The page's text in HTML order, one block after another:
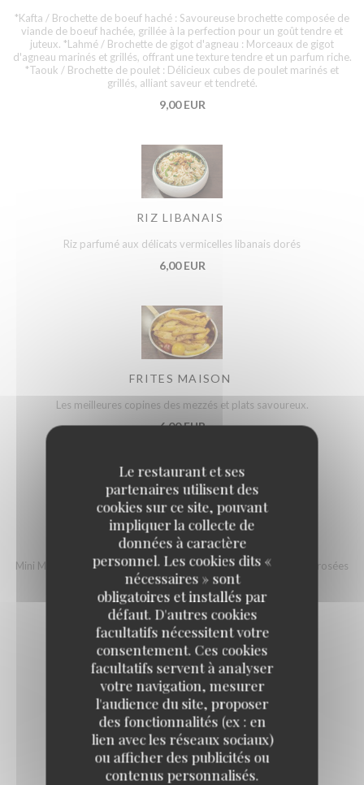
Le restaurant et ses
partenaires utilisent des
cookies sur ce site, pouvant
impliquer la collecte de
données à caractère
personnel. Les cookies dits «
nécessaires » sont
obligatoires et installés par
défaut. D'autres cookies
facultatifs nécessitent votre
consentement. Ces cookies
facultatifs servent à analyser
votre navigation, mesurer
l'audience du site, proposer
des fonctionnalités (ex : en
lien avec les réseaux sociaux)
ou afficher des publicités ou
contenus personnalisés.
*Kafta / Brochette de boeuf haché : Savoureuse brochette composée de
viande de boeuf hachée, grillée à la perfection pour un goût tendre et
juteux. *Lahmé / Brochette de gigot d'agneau : Morceaux de gigot
d'agneau marinés et grillés, offrant une texture tendre et un parfum riche.
*Taouk / Brochette de poulet : Délicieux cubes de poulet marinés et
grillés, alliant saveur et tendreté.
9,00 EUR
RIZ LIBANAIS
Riz parfumé aux délicats vermicelles libanais dorés
6,00 EUR
FRITES MAISON
Les meilleures copines des mezzés et plats savoureux.
6,00 EUR
MAKANEK
Mini Merguez libanaises à base de viande de boeuf, sautées et arrosées
de jus de citron
11,00 EUR
Hors Oeuvres Chauds
RIKAKAT FROMAGE